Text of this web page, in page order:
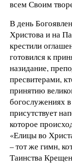
всем Своим
В день
Христова и на
крестили
готовился к
назидание,
пресвитерами,
принятию
богослужениях
присутствует
которое
«Елицы во
– тот же гимн,
Таинства